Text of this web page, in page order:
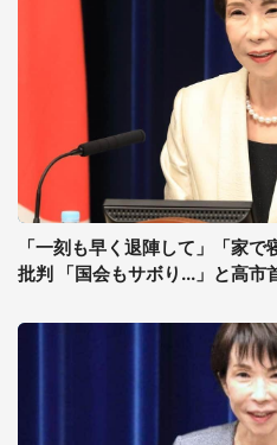
「一刻も早く退陣して」「家
批判 「国会もサボり...」と高市